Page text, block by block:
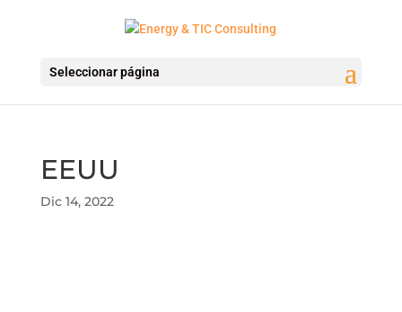
Seleccionar página
EEUU
Dic 14, 2022